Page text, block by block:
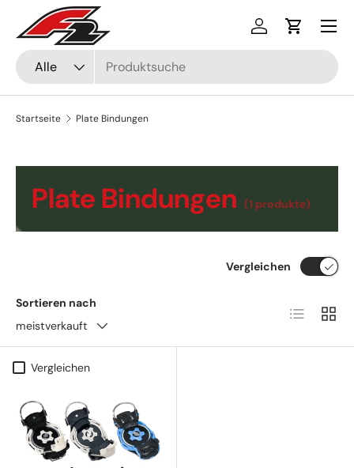
Direkt zum Inhalt
Suchen
Art
Alle
Einloggen
Menü
Startseite Plate Bindungen
Plate Bindungen (1 produkte)
Sortieren nach
meistverkauft
Vergleichen
Vergleichen